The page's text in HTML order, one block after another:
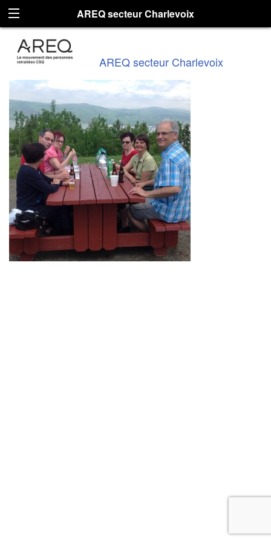
AREQ secteur Charlevoix
AREQ secteur Charlevoix